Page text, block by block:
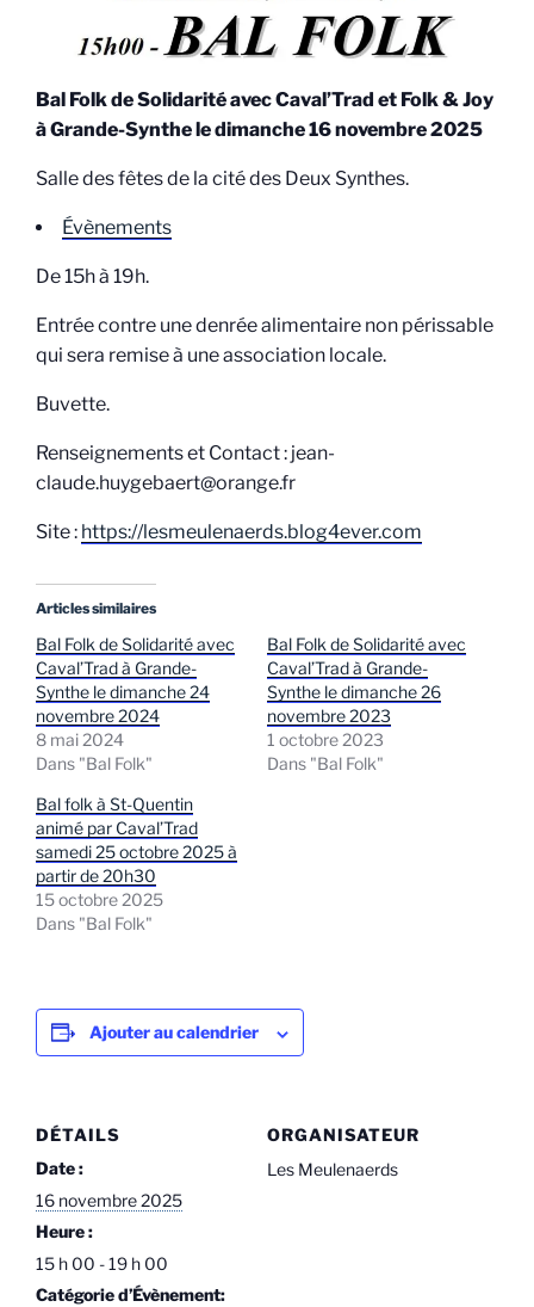
Bal Folk de Solidarité avec Caval’Trad et Folk & Joy
à Grande-Synthe le dimanche 16 novembre 2025
Salle des fêtes de la cité des Deux Synthes.
Évènements
De 15h à 19h.
Entrée contre une denrée alimentaire non périssable
qui sera remise à une association locale.
Buvette.
Renseignements et Contact : jean-
claude.huygebaert@orange.fr
Site : https://lesmeulenaerds.blog4ever.com
Articles similaires
Bal Folk de Solidarité avec
Caval’Trad à Grande-
Synthe le dimanche 24
novembre 2024
8 mai 2024
Dans "Bal Folk"
Bal Folk de Solidarité avec
Caval’Trad à Grande-
Synthe le dimanche 26
novembre 2023
1 octobre 2023
Dans "Bal Folk"
Bal folk à St-Quentin
animé par Caval’Trad
samedi 25 octobre 2025 à
partir de 20h30
15 octobre 2025
Dans "Bal Folk"
Ajouter au calendrier
DÉTAILS
Date :
16 novembre 2025
Heure :
15 h 00 - 19 h 00
Catégorie d’Évènement:
ORGANISATEUR
Les Meulenaerds